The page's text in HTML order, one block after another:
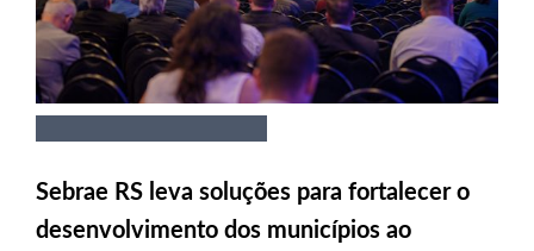
Sebrae RS leva soluções para fortalecer o
desenvolvimento dos municípios ao